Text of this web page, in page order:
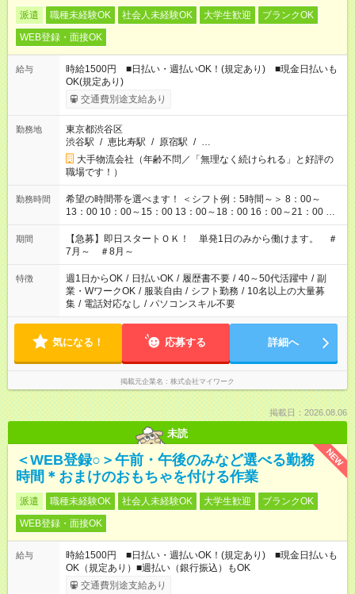
派遣 職種未経験OK 社会人未経験OK 大学生歓迎
ブランクOK
WEB登録・面接OK
給与
時給1500円 ■日払い・週払いOK！(規定あり) ■現金日払いも
OK(規定あり)
交通費別途支給あり
勤務地
東京都渋谷区
渋谷駅 / 恵比寿駅 / 原宿駅 / …
大手物流会社（年齢不問／「無理なく続けられる」と好評の
職場です！）
勤務時間
希望の時間帯を選べます！ ＜シフト例：5時間～＞ 8：00～
13：00 10：00～15：00 13：00～18：00 16：00～21：00 ＜
シフト例：8時間～＞ ・10：00～19：00 ・13：00～22：00 ・
22：00～翌6：00 など！是非ご希望をお聞かせください！
期間
【急募】即日スタートＯＫ！ 単発1日のみから働けます。 ＃
7月～ ＃8月～
特徴 週1日からOK / 日払いOK / 履歴書不要 / 40～50代活躍中 / 副
業・WワークOK / 服装自由 / シフト勤務 / 10名以上の大量募
集 / 電話対応なし / パソコンスキル不要
気になる！ 応募する 詳細へ
掲載元企業名 株式会社マイワーク
掲載日：2026.08.06
未読
NEW
＜WEB登録○＞午前・午後のみなど選べる勤務
時間＊おまけのおもちゃを付ける作業
派遣 職種未経験OK 社会人未経験OK 大学生歓迎
ブランクOK
WEB登録・面接OK
給与
時給1500円 ■日払い・週払いOK！(規定あり) ■現金日払いも
OK（規定あり）■週払い（銀行振込）もOK
交通費別途支給あり